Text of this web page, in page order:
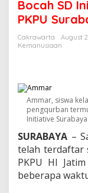
Bocah SD
PKPU
Cakrawarta
August
Kemanusiaan
Ammar, siswa
pengqurban
Initiative Surabaya.
SURABAYA –
telah terdaftar
PKPU HI
beberapa